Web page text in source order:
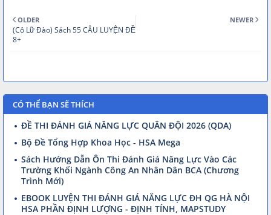
NEWER
OLDER
(Cô Lữ Đào) Sách 55 CÂU LUYỆN ĐỀ
8+
CÓ THỂ BẠN SẼ THÍCH
ĐỀ THI ĐÁNH GIÁ NĂNG LỰC QUÂN ĐỘI 2026 (QDA)
Bộ Đề Tổng Hợp Khoa Học - HSA Mega
Sách Hướng Dẫn Ôn Thi Đánh Giá Năng Lực Vào Các
Trường Khối Ngành Công An Nhân Dân BCA (Chương
Trình Mới)
EBOOK LUYỆN THI ĐÁNH GIÁ NĂNG LỰC ĐH QG HÀ NỘI
HSA PHẦN ĐỊNH LƯỢNG - ĐỊNH TÍNH, MAPSTUDY